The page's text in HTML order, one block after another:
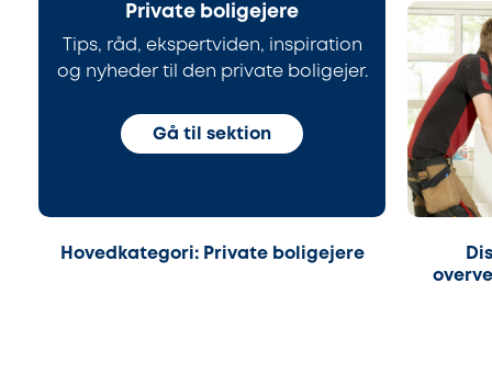
Private boligejere
Tips, råd, ekspertviden, inspiration
og nyheder til den private boligejer.
Gå til sektion
Hovedkategori: Private boligejere